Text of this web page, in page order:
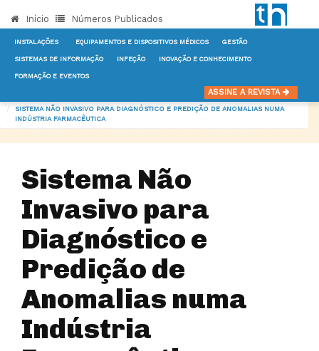
Início Números Publicados
INSTALAÇÕES EQUIPAMENTOS E DISPOSITIVOS MÉDICOS GESTÃO
SISTEMAS DE INFORMAÇÃO INFEÇÃO INOVAÇÃO E CONHECIMENTO
FORMAÇÃO E EVENTOS
ASSINE A REVISTA
SISTEMA NÃO INVASIVO PARA DIAGNÓSTICO E PREDIÇÃO DE ANOMALIAS NUMA
INDÚSTRIA FARMACÊUTICA
Sistema Não
Invasivo para
Diagnóstico e
Predição de
Anomalias numa
Indústria